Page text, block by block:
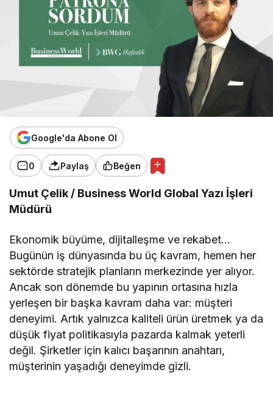
Google'da Abone Ol
0 Paylaş Beğen
Umut Çelik / Business World Global Yazı İşleri
Müdürü
Ekonomik büyüme, dijitalleşme ve rekabet…
Bugünün iş dünyasında bu üç kavram, hemen her
sektörde stratejik planların merkezinde yer alıyor.
Ancak son dönemde bu yapının ortasına hızla
yerleşen bir başka kavram daha var: müşteri
deneyimi. Artık yalnızca kaliteli ürün üretmek ya da
düşük fiyat politikasıyla pazarda kalmak yeterli
değil. Şirketler için kalıcı başarının anahtarı,
müşterinin yaşadığı deneyimde gizli.